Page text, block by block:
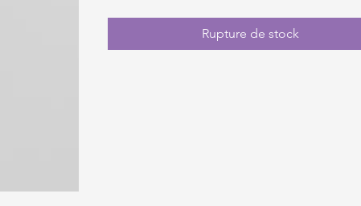
Rupture de stock